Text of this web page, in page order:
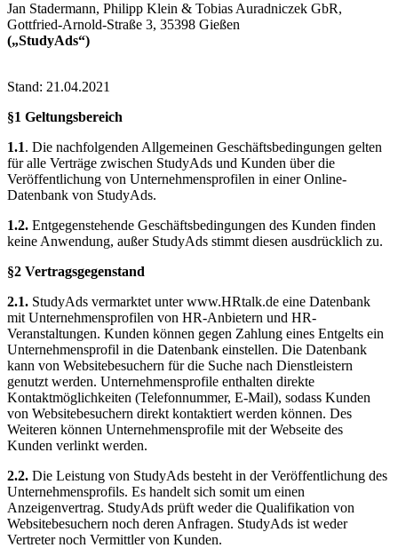
Jan Stadermann, Philipp Klein & Tobias Auradniczek GbR,
Gottfried-Arnold-Straße 3, 35398 Gießen
(„StudyAds“)
Stand: 21.04.2021
§1 Geltungsbereich
1.1. Die nachfolgenden Allgemeinen Geschäftsbedingungen gelten
für alle Verträge zwischen StudyAds und Kunden über die
Veröffentlichung von Unternehmensprofilen in einer Online-
Datenbank von StudyAds.
1.2. Entgegenstehende Geschäftsbedingungen des Kunden finden
keine Anwendung, außer StudyAds stimmt diesen ausdrücklich zu.
§2 Vertragsgegenstand
2.1. StudyAds vermarktet unter www.HRtalk.de eine Datenbank
mit Unternehmensprofilen von HR-Anbietern und HR-
Veranstaltungen. Kunden können gegen Zahlung eines Entgelts ein
Unternehmensprofil in die Datenbank einstellen. Die Datenbank
kann von Websitebesuchern für die Suche nach Dienstleistern
genutzt werden. Unternehmensprofile enthalten direkte
Kontaktmöglichkeiten (Telefonnummer, E-Mail), sodass Kunden
von Websitebesuchern direkt kontaktiert werden können. Des
Weiteren können Unternehmensprofile mit der Webseite des
Kunden verlinkt werden.
2.2. Die Leistung von StudyAds besteht in der Veröffentlichung des
Unternehmensprofils. Es handelt sich somit um einen
Anzeigenvertrag. StudyAds prüft weder die Qualifikation von
Websitebesuchern noch deren Anfragen. StudyAds ist weder
Vertreter noch Vermittler von Kunden.